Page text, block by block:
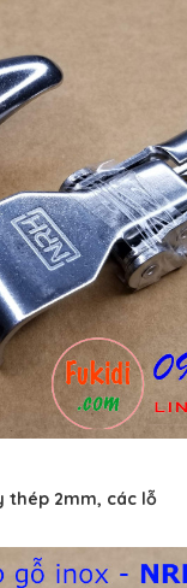
thép 2mm, các lỗ